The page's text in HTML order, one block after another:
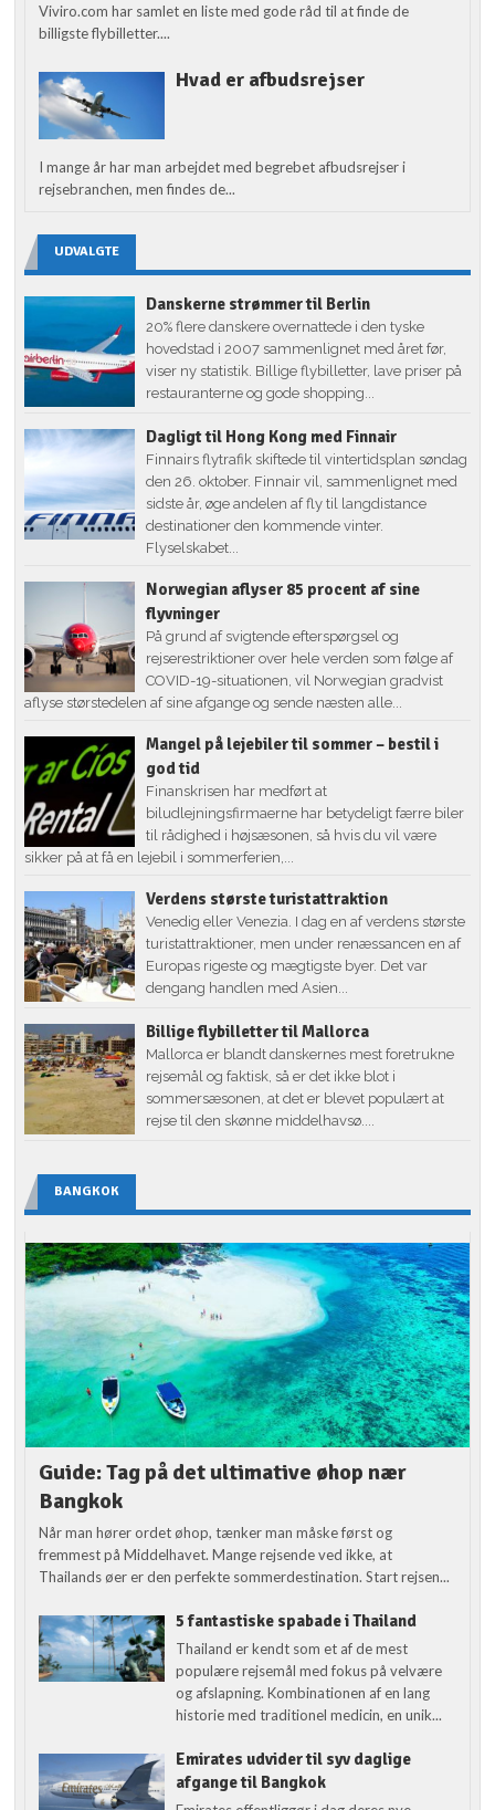
Viviro.com har samlet en liste med gode råd til at finde de
billigste flybilletter....
Hvad er afbudsrejser
I mange år har man arbejdet med begrebet afbudsrejser i
rejsebranchen, men findes de...
UDVALGTE
Danskerne strømmer til Berlin
20% flere danskere overnattede i den tyske
hovedstad i 2007 sammenlignet med året før,
viser ny statistik. Billige flybilletter, lave priser på
restauranterne og gode shopping...
Dagligt til Hong Kong med Finnair
Finnairs flytrafik skiftede til vintertidsplan søndag
den 26. oktober. Finnair vil, sammenlignet med
sidste år, øge andelen af fly til langdistance
destinationer den kommende vinter.
Flyselskabet...
Norwegian aflyser 85 procent af sine
flyvninger
På grund af svigtende efterspørgsel og
rejserestriktioner over hele verden som følge af
COVID-19-situationen, vil Norwegian gradvist
aflyse størstedelen af sine afgange og sende næsten alle...
Mangel på lejebiler til sommer – bestil i
god tid
Finanskrisen har medført at
biludlejningsfirmaerne har betydeligt færre biler
til rådighed i højsæsonen, så hvis du vil være
sikker på at få en lejebil i sommerferien,...
Verdens største turistattraktion
Venedig eller Venezia. I dag en af verdens største
turistattraktioner, men under renæssancen en af
Europas rigeste og mægtigste byer. Det var
dengang handlen med Asien...
Billige flybilletter til Mallorca
Mallorca er blandt danskernes mest foretrukne
rejsemål og faktisk, så er det ikke blot i
sommersæsonen, at det er blevet populært at
rejse til den skønne middelhavsø....
BANGKOK
Guide: Tag på det ultimative øhop nær
Bangkok
Når man hører ordet øhop, tænker man måske først og
fremmest på Middelhavet. Mange rejsende ved ikke, at
Thailands øer er den perfekte sommerdestination. Start rejsen...
5 fantastiske spabade i Thailand
Thailand er kendt som et af de mest
populære rejsemål med fokus på velvære
og afslapning. Kombinationen af en lang
historie med traditionel medicin, en unik...
Emirates udvider til syv daglige
afgange til Bangkok